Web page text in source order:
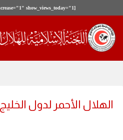
[pvc_stats postid="" increase="1" show_views_today="1"]
الهلال الأحمر لدول الخليج